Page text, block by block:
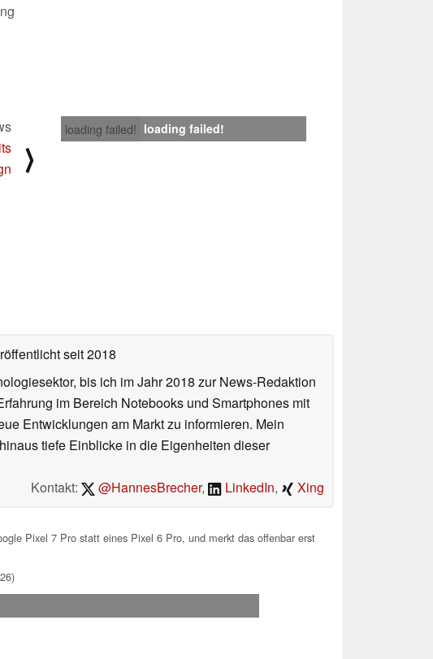
loading failed! loading failed!
⟩
seit 2018
bis ich im Jahr 2018 zur News-Redaktion
im Bereich Notebooks und Smartphones mit
Entwicklungen am Markt zu informieren. Mein
tiefe Einblicke in die Eigenheiten dieser
Kontakt:
@HannesBrecher, LinkedIn, Xing
Pixel 7 Pro statt eines Pixel 6 Pro, und merkt das offenbar erst